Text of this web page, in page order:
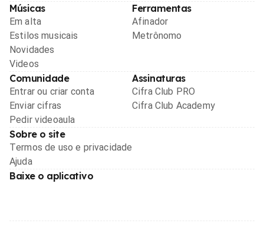
Músicas
Em alta
Estilos musicais
Novidades
Videos
Ferramentas
Afinador
Metrônomo
Comunidade
Entrar ou criar conta
Enviar cifras
Pedir videoaula
Assinaturas
Cifra Club PRO
Cifra Club Academy
Sobre o site
Termos de uso e privacidade
Ajuda
Baixe o aplicativo